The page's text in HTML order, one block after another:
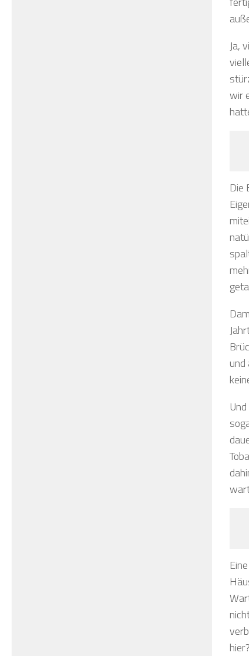
Ja,
wir
Die
hier?